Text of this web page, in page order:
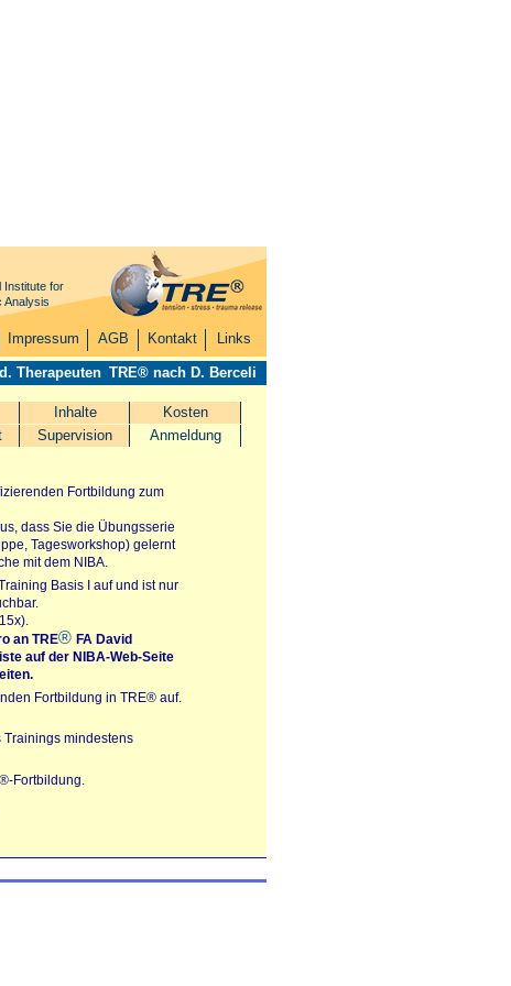
Institute for
Analysis
Impressum AGB Kontakt Links
Therapeuten TRE® nach D. Berceli
Inhalte
Kosten
Supervision Anmeldung
Fortbildung zum
dass Sie die Übungsserie
Tagesworkshop) gelernt
mit dem NIBA.
Basis I auf und ist nur
an TRE® FA David
auf der NIBA-Web-Seite
Fortbildung in TRE® auf.
mindestens
Fortbildung.